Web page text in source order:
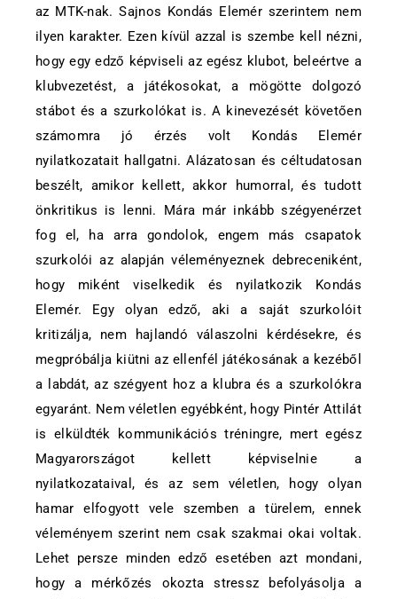
az MTK-nak. Sajnos Kondás Elemér szerintem nem
ilyen karakter. Ezen kívül azzal is szembe kell nézni,
hogy egy edző képviseli az egész klubot, beleértve a
klubvezetést, a játékosokat, a mögötte dolgozó
stábot és a szurkolókat is. A kinevezését követően
számomra jó érzés volt Kondás Elemér
nyilatkozatait hallgatni. Alázatosan és céltudatosan
beszélt, amikor kellett, akkor humorral, és tudott
önkritikus is lenni. Mára már inkább szégyenérzet
fog el, ha arra gondolok, engem más csapatok
szurkolói az alapján véleményeznek debreceniként,
hogy miként viselkedik és nyilatkozik Kondás
Elemér. Egy olyan edző, aki a saját szurkolóit
kritizálja, nem hajlandó válaszolni kérdésekre, és
megpróbálja kiütni az ellenfél játékosának a kezéből
a labdát, az szégyent hoz a klubra és a szurkolókra
egyaránt. Nem véletlen egyébként, hogy Pintér Attilát
is elküldték kommunikációs tréningre, mert egész
Magyarországot kellett képviselnie a
nyilatkozataival, és az sem véletlen, hogy olyan
hamar elfogyott vele szemben a türelem, ennek
véleményem szerint nem csak szakmai okai voltak.
Lehet persze minden edző esetében azt mondani,
hogy a mérkőzés okozta stressz befolyásolja a